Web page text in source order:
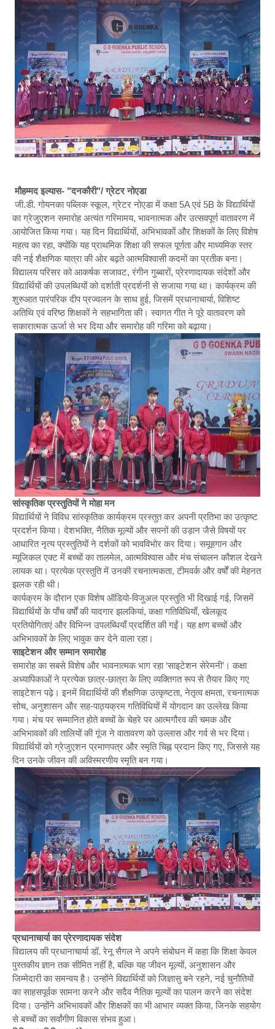
मौहम्मद इल्यास- "दनकौरी"/ ग्रेटर नोएडा
जी.डी. गोयनका पब्लिक स्कूल, ग्रेटर नोएडा में कक्षा 5A एवं 5B के विद्यार्थियों
का ग्रेजुएशन समारोह अत्यंत गरिमामय, भावनात्मक और उत्सवपूर्ण वातावरण में
आयोजित किया गया। यह दिन विद्यार्थियों, अभिभावकों और शिक्षकों के लिए विशेष
महत्व का रहा, क्योंकि यह प्राथमिक शिक्षा की सफल पूर्णता और माध्यमिक स्तर
की नई शैक्षणिक यात्रा की ओर बढ़ते आत्मविश्वासी कदमों का प्रतीक बना।
विद्यालय परिसर को आकर्षक सजावट, रंगीन गुब्बारों, प्रेरणादायक संदेशों और
विद्यार्थियों की उपलब्धियों को दर्शाती प्रदर्शनी से सजाया गया था। कार्यक्रम की
शुरुआत पारंपरिक दीप प्रज्वलन के साथ हुई, जिसमें प्रधानाचार्या, विशिष्ट
अतिथि एवं वरिष्ठ शिक्षकों ने सहभागिता की। स्वागत गीत ने पूरे वातावरण को
सकारात्मक ऊर्जा से भर दिया और समारोह की गरिमा को बढ़ाया।
सांस्कृतिक प्रस्तुतियों ने मोहा मन
विद्यार्थियों ने विविध सांस्कृतिक कार्यक्रम प्रस्तुत कर अपनी प्रतिभा का उत्कृष्ट
प्रदर्शन किया। देशभक्ति, नैतिक मूल्यों और सपनों की उड़ान जैसे विषयों पर
आधारित नृत्य प्रस्तुतियों ने दर्शकों को भावविभोर कर दिया। समूहगान और
म्यूजिकल एक्ट में बच्चों का तालमेल, आत्मविश्वास और मंच संचालन कौशल देखने
लायक था। प्रत्येक प्रस्तुति में उनकी रचनात्मकता, टीमवर्क और वर्षों की मेहनत
झलक रही थी।
कार्यक्रम के दौरान एक विशेष ऑडियो-विजुअल प्रस्तुति भी दिखाई गई, जिसमें
विद्यार्थियों के पाँच वर्षों की यादगार झलकियां, कक्षा गतिविधियाँ, खेलकूद
प्रतियोगिताएं और विभिन्न उपलब्धियाँ प्रदर्शित की गईं। यह क्षण बच्चों और
अभिभावकों के लिए भावुक कर देने वाला रहा।
साइटेशन और सम्मान समारोह
समारोह का सबसे विशेष और भावनात्मक भाग रहा ‘साइटेशन सेरेमनी’। कक्षा
अध्यापिकाओं ने प्रत्येक छात्र-छात्रा के लिए व्यक्तिगत रूप से तैयार किए गए
साइटेशन पढ़े। इनमें विद्यार्थियों की शैक्षणिक उत्कृष्टता, नेतृत्व क्षमता, रचनात्मक
सोच, अनुशासन और सह-पाठ्यक्रम गतिविधियों में योगदान का उल्लेख किया
गया। मंच पर सम्मानित होते बच्चों के चेहरे पर आत्मगौरव की चमक और
अभिभावकों की तालियों की गूंज ने वातावरण को उल्लास और गर्व से भर दिया।
विद्यार्थियों को ग्रेजुएशन प्रमाणपत्र और स्मृति चिह्न प्रदान किए गए, जिससे यह
दिन उनके जीवन की अविस्मरणीय स्मृति बन गया।
प्रधानाचार्या का प्रेरणादायक संदेश
विद्यालय की प्रधानाचार्या डॉ. रेनू सैगल ने अपने संबोधन में कहा कि शिक्षा केवल
पुस्तकीय ज्ञान तक सीमित नहीं है, बल्कि यह जीवन मूल्यों, अनुशासन और
जिम्मेदारी का समन्वय है। उन्होंने विद्यार्थियों को जिज्ञासु बने रहने, नई चुनौतियों
का साहसपूर्वक सामना करने और सदैव नैतिक मूल्यों का पालन करने का संदेश
दिया। उन्होंने अभिभावकों और शिक्षकों का भी आभार व्यक्त किया, जिनके सहयोग
से बच्चों का सर्वांगीण विकास संभव हुआ।